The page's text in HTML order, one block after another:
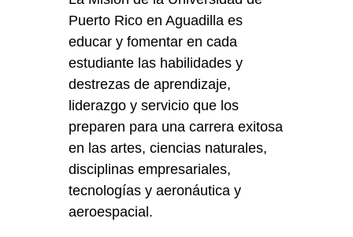
Puerto Rico en Aguadilla es
educar y fomentar en cada
estudiante las habilidades y
destrezas de aprendizaje,
liderazgo y servicio que los
preparen para una carrera exitosa
en las artes, ciencias naturales,
disciplinas empresariales,
tecnologías y aeronáutica y
aeroespacial.